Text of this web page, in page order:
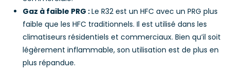
Gaz à faible PRG :Le R32 est un HFC avec un PRG plus
faible que les HFC traditionnels. Il est utilisé dans les
climatiseurs résidentiels et commerciaux. Bien qu’il soit
légèrement inflammable, son utilisation est de plus en
plus répandue.